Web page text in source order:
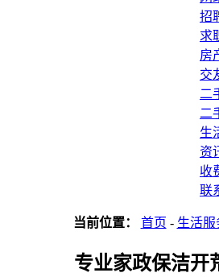
招
求
房
交
二
二
生
资
收
联
当前位置： 首页 - 生活服
专业家政保洁开